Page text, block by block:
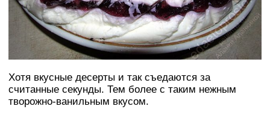
Хотя вкусные десерты и так съедаются за
считанные секунды. Тем более с таким нежным
творожно-ванильным вкусом.